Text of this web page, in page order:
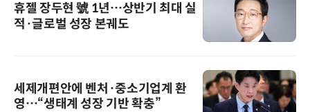
휴젤 장두현 號 1년…상반기 최대 실
적·글로벌 성장 본궤도
세제개편안에 벤처·중소기업계 환
영…“생태계 성장 기반 확충”